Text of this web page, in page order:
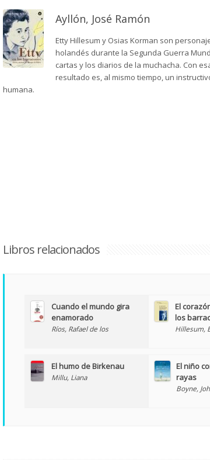
Ayllón, José Ramón
Etty Hillesum y Osias Korman son
holandés durante la Segunda Guerra
cartas y los diarios de la muchacha. Con
resultado es, al mismo tiempo, un
humana.
Libros relacionados
Cuando el mundo gira
enamorado
Ríos, Rafael de los
El
los
Hillesum,
El humo de Birkenau
Millu, Liana
El niño
rayas
Boyne,